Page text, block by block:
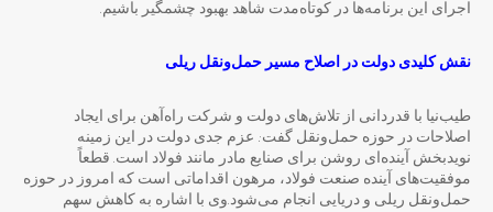
اجرای این برنامه‌ها در کوتاه‌مدت شاهد بهبود چشمگیر باشیم.
نقش کلیدی دولت در اصلاح مسیر حملونقل ریلی
طیب‌نیا با قدردانی از تلاش‌های دولت و شرکت راه‌آهن برای ایجاد
اصلاحات در حوزه حمل‌ونقل گفت: عزم جدی دولت در این زمینه
نویدبخش آینده‌ای روشن برای صنایع مادر مانند فولاد است. قطعاً
موفقیت‌های آینده صنعت فولاد، مرهون اقداماتی است که امروز در حوزه
حمل‌ونقل ریلی و دریایی انجام می‌شود.وی با اشاره به کاهش سهم